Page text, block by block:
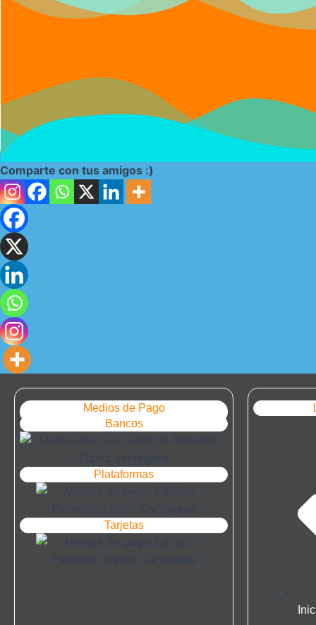
Comparte con tus amigos :)
Medios de Pago
Bancos
Plataformas
Tarjetas